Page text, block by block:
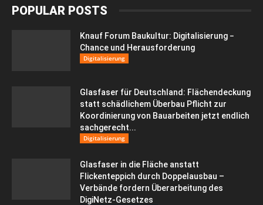
POPULAR POSTS
Knauf Forum Baukultur: Digitalisierung −
Chance und Herausforderung
Digitalisierung
Glasfaser für Deutschland: Flächendeckung
statt schädlichem Überbau Pflicht zur
Koordinierung von Bauarbeiten jetzt endlich
sachgerecht...
Digitalisierung
Glasfaser in die Fläche anstatt
Flickenteppich durch Doppelausbau –
Verbände fordern Überarbeitung des
DigiNetz-Gesetzes